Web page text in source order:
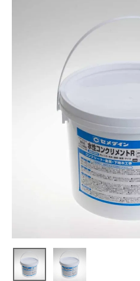
最近閲覧した商品
AE-221 建築内装用
¥2,024